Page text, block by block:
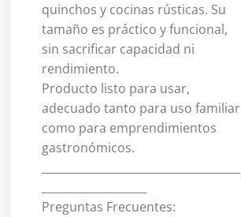
quinchos y cocinas rústicas. Su
tamaño es práctico y funcional,
sin sacrificar capacidad ni
rendimiento.
Producto listo para usar,
adecuado tanto para uso familiar
como para emprendimientos
gastronómicos.
Preguntas Frecuentes: